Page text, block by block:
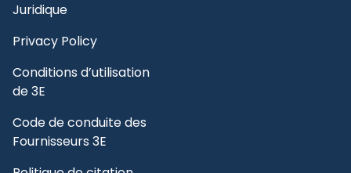
Juridique
Privacy Policy
Conditions d’utilisation
de 3E
Code de conduite des
Fournisseurs 3E